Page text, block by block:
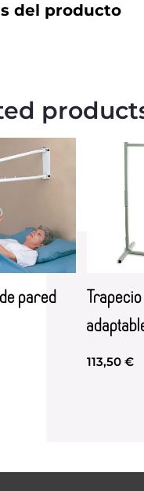
del producto
pared
113,50€